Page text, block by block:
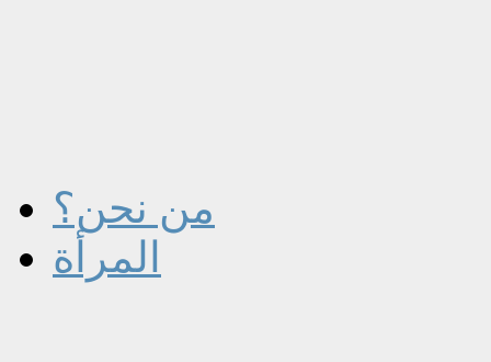
من نحن؟
المرأة